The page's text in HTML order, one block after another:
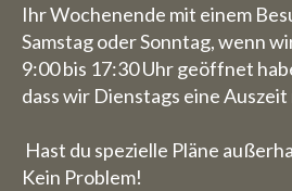
Ihr Wochenende mit einem
Samstag oder Sonntag, wenn
9:00 bis 17:30 Uhr geöffnet
dass wir Dienstags eine Auszeit
Hast du spezielle Pläne
Kein Problem!